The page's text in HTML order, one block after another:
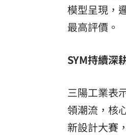
模型呈現，
最高評價。
SYM持續深
三陽工業表
領潮流，核
新設計大賽